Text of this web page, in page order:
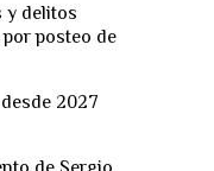
y delitos
posteo de
2027